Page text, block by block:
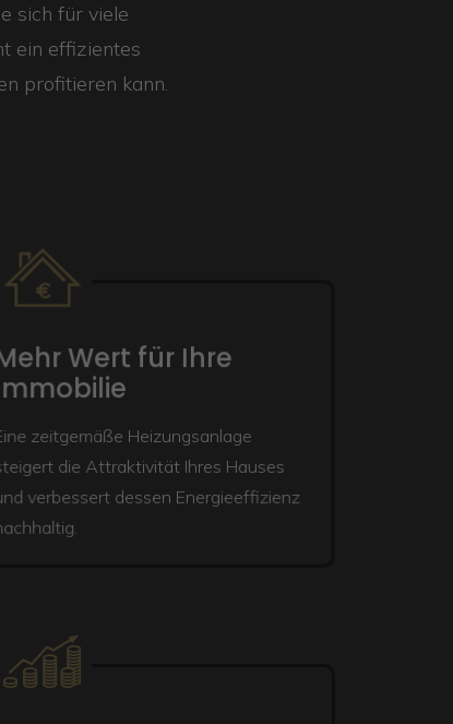
sich für viele
ein effizientes
profitieren kann.
Wert für Ihre
zeitgemäße Heizungsanlage
die Attraktivität Ihres Hauses
verbessert dessen Energieeffizienz